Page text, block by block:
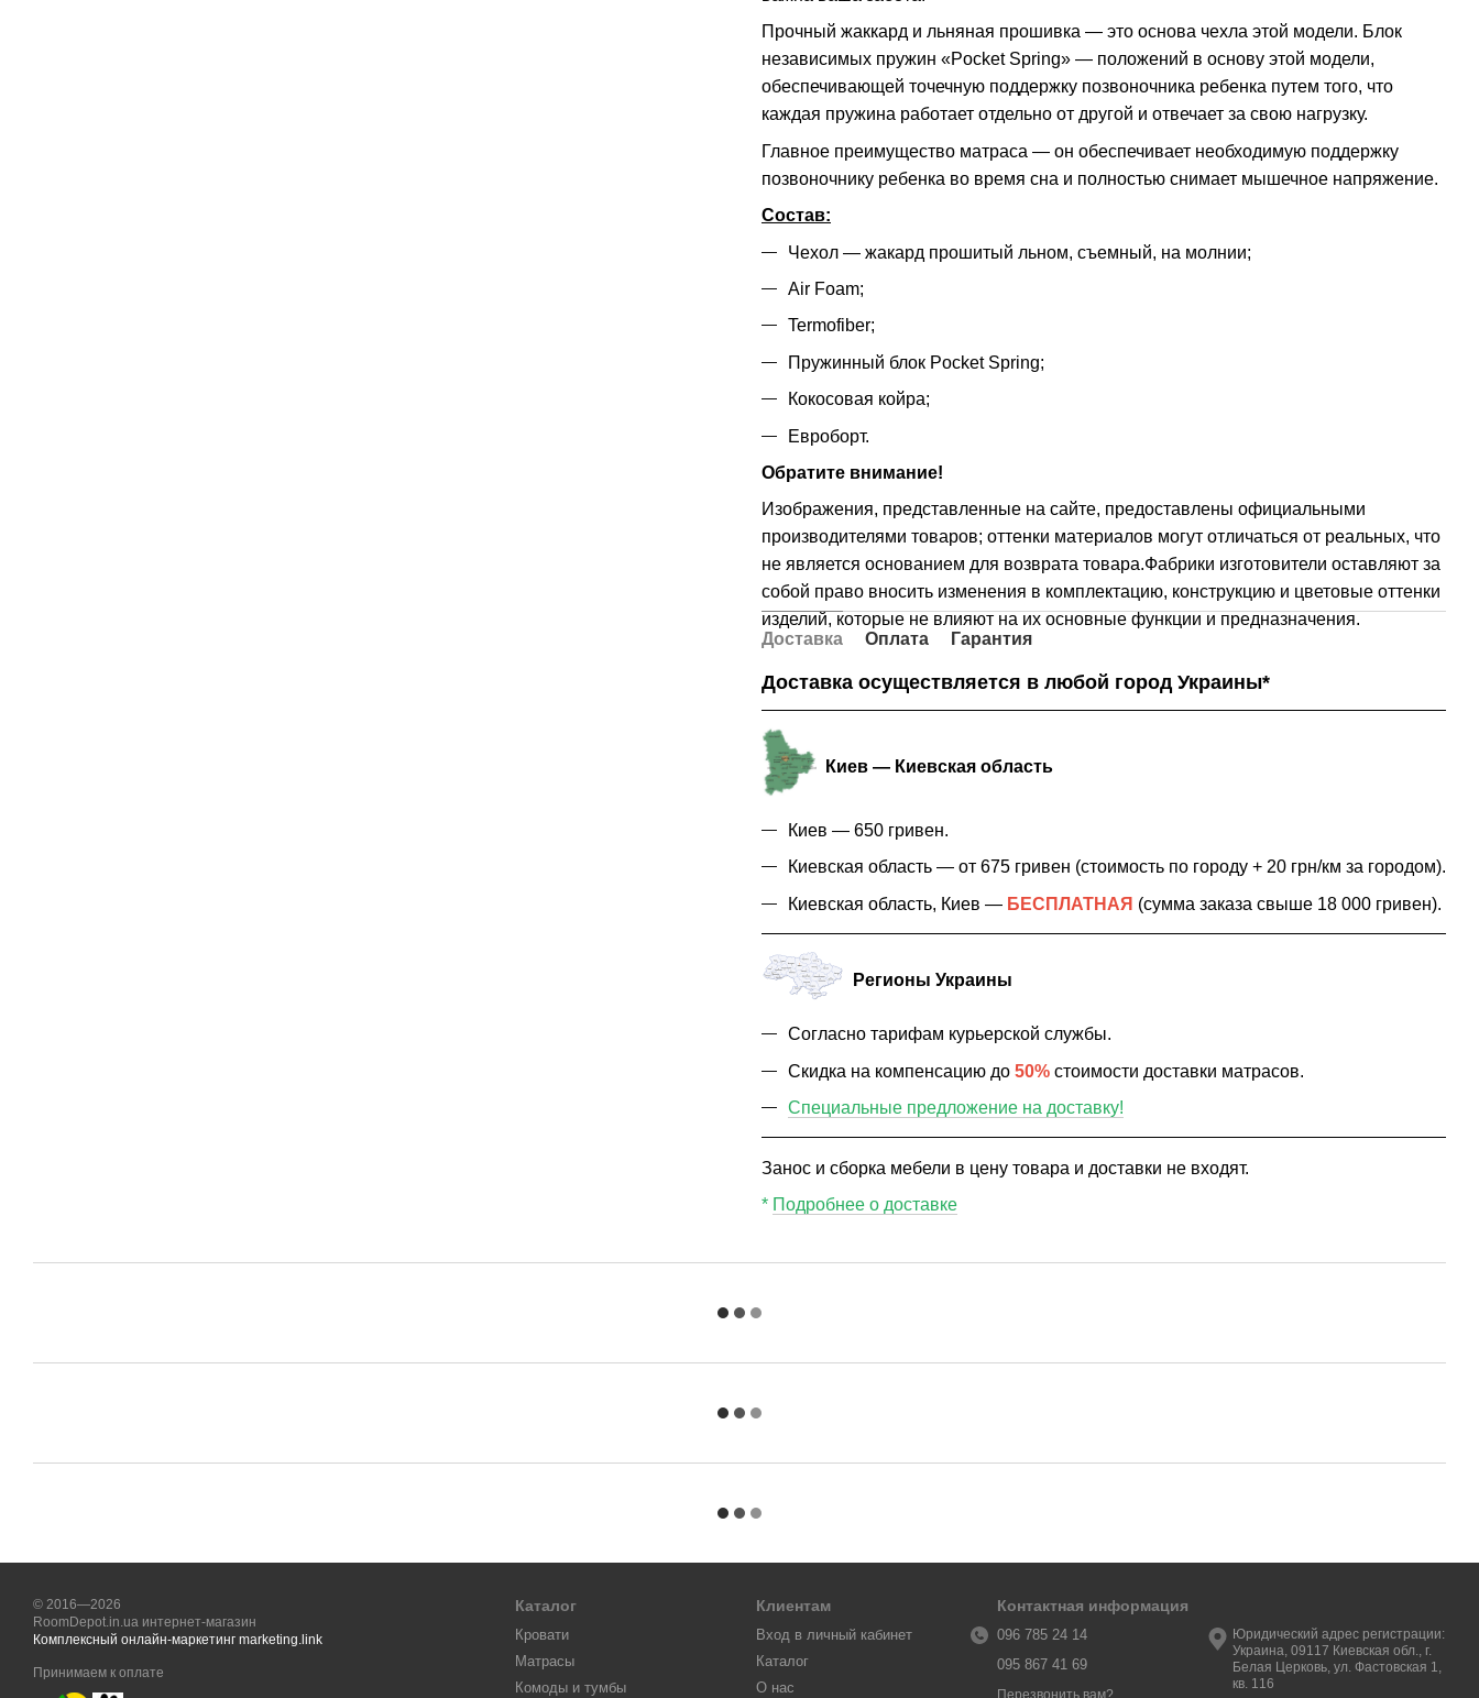
Прочный жаккард и льняная прошивка — это основа чехла этой модели. Блок
независимых пружин «Pocket Spring» — положений в основу этой модели,
обеспечивающей точечную поддержку позвоночника ребенка путем того, что
каждая пружина работает отдельно от другой и отвечает за свою нагрузку.
Главное преимущество матраса — он обеспечивает необходимую поддержку
позвоночнику ребенка во время сна и полностью снимает мышечное напряжение.
Состав:
Чехол — жакард прошитый льном, съемный, на молнии;
Air Foam;
Termofiber;
Пружинный блок Pocket Spring;
Кокосовая койра;
Евроборт.
Обратите внимание!
Изображения, представленные на сайте, предоставлены официальными
производителями товаров; оттенки материалов могут отличаться от реальных, что
не является основанием для возврата товара.Фабрики изготовители оставляют за
собой право вносить изменения в комплектацию, конструкцию и цветовые оттенки
изделий, которые не влияют на их основные функции и предназначения.
Доставка
Оплата Гарантия
Доставка осуществляется в любой город Украины*
Киев — Киевская область
Киев — 650 гривен.
Киевская область — от 675 гривен (стоимость по городу + 20 грн/км за городом).
Киевская область, Киев — БЕСПЛАТНАЯ (сумма заказа свыше 18 000 гривен).
Регионы Украины
Согласно тарифам курьерской службы.
Скидка на компенсацию до 50% стоимости доставки матрасов.
Специальные предложение на доставку!
Занос и сборка мебели в цену товара и доставки не входят.
* Подробнее о доставке
© 2016—2026
RoomDepot.in.ua интернет-магазин
Комплексный онлайн-маркетинг marketing.link
Принимаем к оплате
Каталог
Кровати
Матрасы
Комоды и тумбы
Клиентам
Вход в личный кабинет
Каталог
О нас
Контактная информация
096 785 24 14
095 867 41 69
Перезвонить вам?
Юридический адрес регистрации:
Украина, 09117 Киевская обл., г.
Белая Церковь, ул. Фастовская 1,
кв. 116